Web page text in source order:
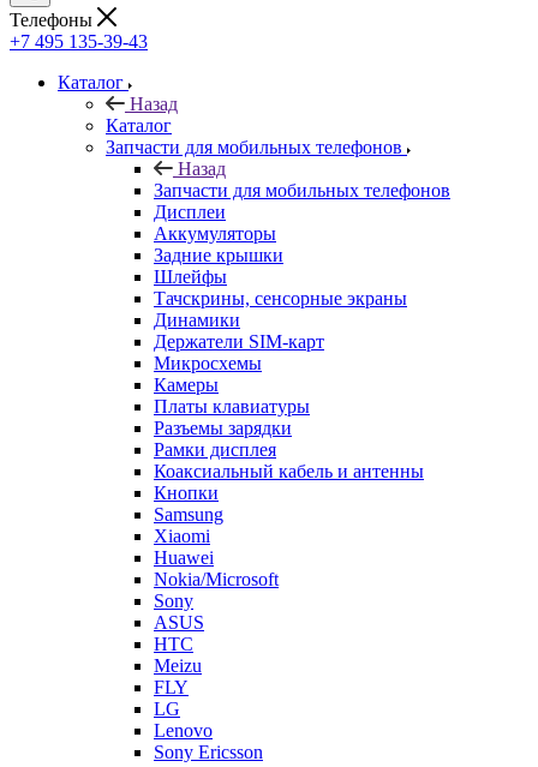
Телефоны
+7 495 135-39-43
Каталог
Назад
Каталог
Запчасти для мобильных телефонов
Назад
Запчасти для мобильных телефонов
Дисплеи
Аккумуляторы
Задние крышки
Шлейфы
Тачскрины, сенсорные экраны
Динамики
Держатели SIM-карт
Микросхемы
Камеры
Платы клавиатуры
Разъемы зарядки
Рамки дисплея
Коаксиальный кабель и антенны
Кнопки
Samsung
Xiaomi
Huawei
Nokia/Microsoft
Sony
ASUS
HTC
Meizu
FLY
LG
Lenovo
Sony Ericsson